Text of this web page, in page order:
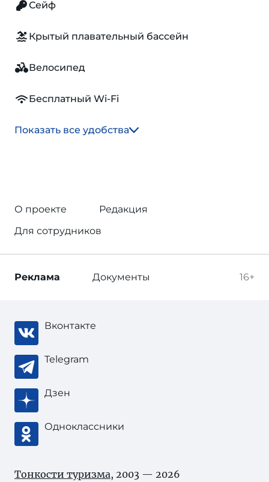
Сейф
Крытый плавательный бассейн
Велосипед
Бесплатный Wi-Fi
Показать все удобства
О проекте
Редакция
Для сотрудников
16+
Реклама Документы
Вконтакте
Telegram
Дзен
Одноклассники
Тонкости туризма, 2003 — 2026